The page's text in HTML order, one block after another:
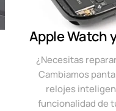
Apple Watch
¿Necesitas
Cambiamos
relojes
funcionalidad de